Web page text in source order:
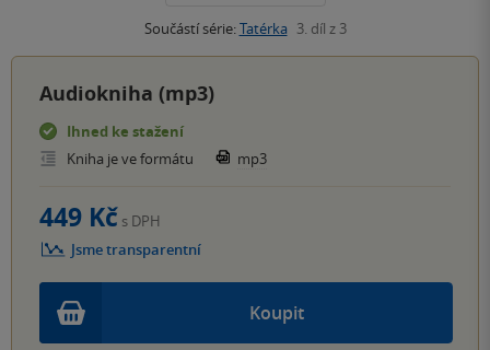
Součástí série:Tatérka 3. díl z 3
Audiokniha (mp3)
Ihned ke stažení
Kniha je ve formátu
mp3
Koupit
449 Kč s DPH
Jsme transparentní